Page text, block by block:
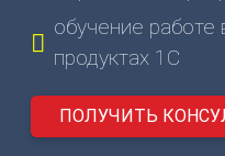
Ефремова,
НАС
обучение
продуктах 1С
ПОЛУЧИТЬ